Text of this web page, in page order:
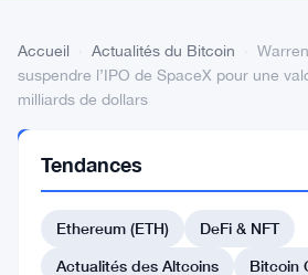
Accueil Actualités du Bitcoin
suspendre l’IPO de SpaceX pour une
milliards de dollars
DU BITCOIN
demande
Tendances
Ethereum (ETH)
DeFi & NFT
Actualités des Altcoins
Bitcoin